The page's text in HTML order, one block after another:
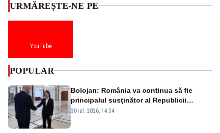
URMĂREȘTE-NE PE
YouTube
POPULAR
Bolojan: România va continua să fie
principalul susţinător al Republicii
Moldova la nivelul Uniunii Europene
30 iul. 2026, 14:34